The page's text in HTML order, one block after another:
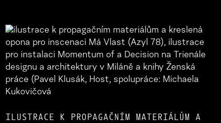
ILUSTRACE K PROPAGAČNÍM MATERIÁLŮM A